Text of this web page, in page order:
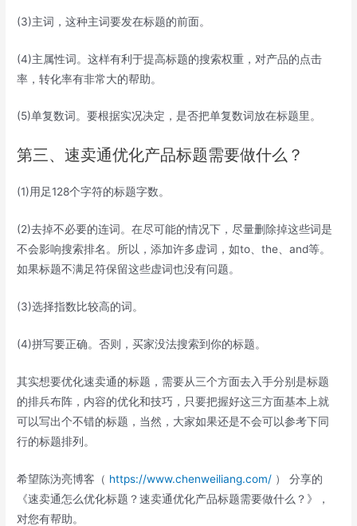
(3)主词，这种主词要发在标题的前面。
(4)主属性词。这样有利于提高标题的搜索权重，对产品的点击
率，转化率有非常大的帮助。
(5)单复数词。要根据实况决定，是否把单复数词放在标题里。
第三、速卖通优化产品标题需要做什么？
(1)用足128个字符的标题字数。
(2)去掉不必要的连词。在尽可能的情况下，尽量删除掉这些词是
不会影响搜索排名。所以，添加许多虚词，如to、the、and等。
如果标题不满足符保留这些虚词也没有问题。
(3)选择指数比较高的词。
(4)拼写要正确。否则，买家没法搜索到你的标题。
其实想要优化速卖通的标题，需要从三个方面去入手分别是标题
的排兵布阵，内容的优化和技巧，只要把握好这三方面基本上就
可以写出个不错的标题，当然，大家如果还是不会可以参考下同
行的标题排列。
希望陈沩亮博客（ https://www.chenweiliang.com/ ） 分享的
《速卖通怎么优化标题？速卖通优化产品标题需要做什么？》，
对您有帮助。